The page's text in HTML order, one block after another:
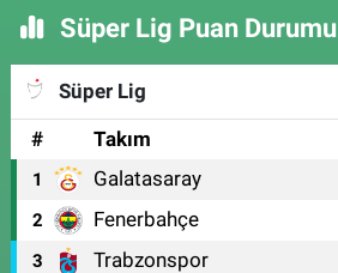
Süper Lig Puan Durumu
Süper Lig
#
Takım
1 Galatasaray
2 Fenerbahçe
3 Trabzonspor